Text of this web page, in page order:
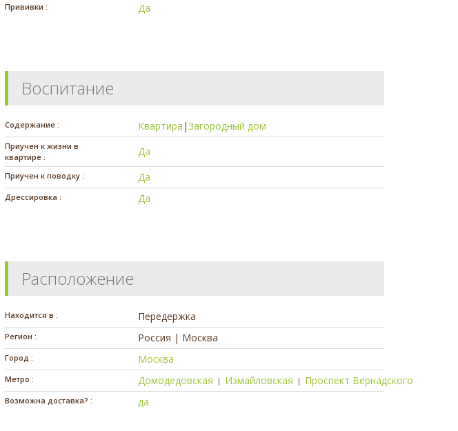
Прививки : Да
Воспитание
Содержание : Квартира |Загородный дом
Приучен к жизни в
квартире :
Да
Приучен к поводку : Да
Дрессировка : Да
Расположение
Находится в : Передержка
Регион : Россия | Москва
Город : Москва
Метро : Домодедовская | Измайловская | Проспект Вернадского
Возможна доставка? : да